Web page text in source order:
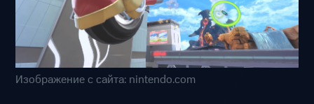
Изображение с сайта: nintendo.com